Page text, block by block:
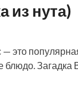
из нута)
популярная
блюдо.